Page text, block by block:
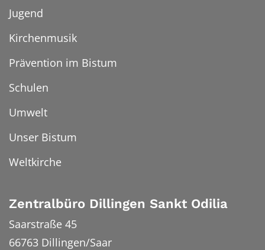
Jugend
Kirchenmusik
Prävention im Bistum
Schulen
Umwelt
Unser Bistum
Weltkirche
Zentralbüro Dillingen Sankt Odilia
Saarstraße 45
66763 Dillingen/Saar